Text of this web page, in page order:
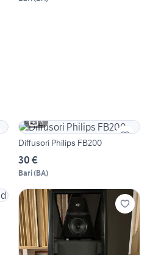
3
Diffusori Philips FB200
30 €
Bari(BA)